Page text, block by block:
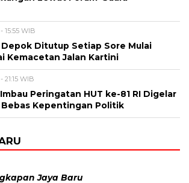
15:55 WIB
Depok Ditutup Setiap Sore Mulai
Kemacetan Jalan Kartini
21:15 WIB
Peringatan HUT ke-81 RI Digelar
Kepentingan Politik
Jaya Baru